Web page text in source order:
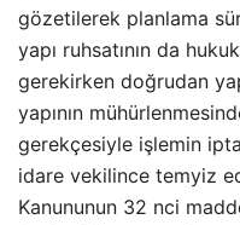
gözetilerek planlama
yapı ruhsatının da
gerekirken doğrudan
yapının
gerekçesiyle işlemin
idare vekilince temyiz
Kanununun 32 nci